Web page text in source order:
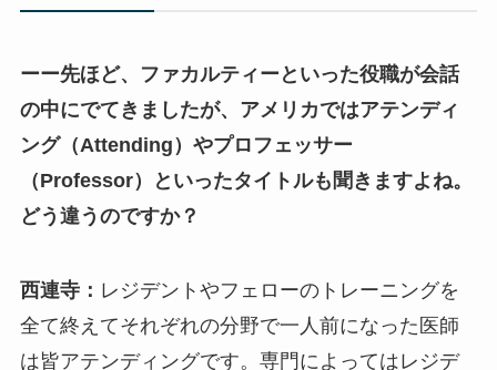
ーー先ほど、ファカルティーといった役職が会話
の中にでてきましたが、アメリカではアテンディ
ング（Attending）やプロフェッサー
（Professor）といったタイトルも聞きますよね。
どう違うのですか？
西連寺： レジデントやフェローのトレーニングを
全て終えてそれぞれの分野で一人前になった医師
は皆アテンディングです。専門によってはレジデ